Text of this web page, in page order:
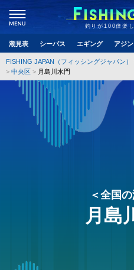
釣りが100倍楽
潮見表 シーバス エギング アジ
FISHING JAPAN（フィッシングジャパン）
中央区
月島川水門
＜全国
月島